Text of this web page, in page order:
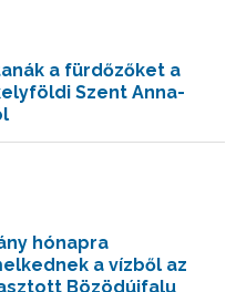
a fürdőzőket a
Szent Anna-
hónapra
a vízből az
Bözödújfalu